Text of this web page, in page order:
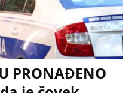
PRONAĐENO